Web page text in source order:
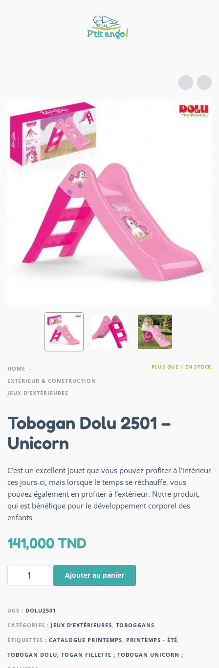
HOME
EXTÉRIEUR & CONSTRUCTION
JEUX D’EXTÉRIEURES
PLUS QUE 1 EN STOCK
Tobogan Dolu 2501 –
Unicorn
C’est un excellent jouet que vous pouvez profiter à l’intérieur
ces jours-ci, mais lorsque le temps se réchauffe, vous
pouvez également en profiter à l’extérieur. Notre produit,
qui est bénéfique pour le développement corporel des
enfants
141,000TND
Ajouter au panier
UGS : DOLU2501
CATÉGORIES : JEUX D’EXTÉRIEURES TOBOGGANS
ÉTIQUETTES : CATALOGUE PRINTEMPS PRINTEMPS - ÉTÉ
TOBOGAN DOLU; TOGAN FILLETTE ; TOBOGAN UNICORN ;